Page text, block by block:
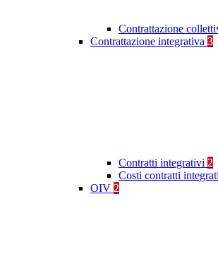
Contrattazione
Contrattazione integrativa 3
Contratti integrativi 2
Costi contratti
OIV 2